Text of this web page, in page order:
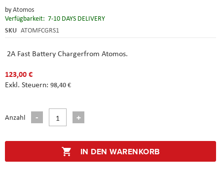
byAtomos
Verfügbarkeit: 7-10 DAYS DELIVERY
SKU ATOMFCGRS1
2A Fast Battery Chargerfrom Atomos.
123,00 €
98,40 €
Anzahl
IN DEN WARENKORB
beginning
of
the